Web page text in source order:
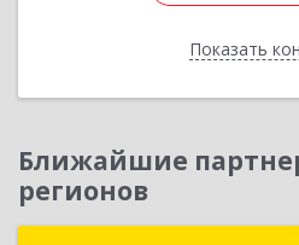
ПоказатьНазад
Ближайшие
регионов